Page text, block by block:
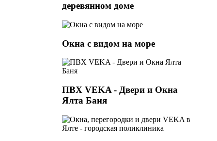
деревянном доме
Окна с видом на море
ПВХ VEKA - Двери и Окна
Ялта Баня